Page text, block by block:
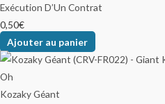
Exécution D’Un Contrat
0,50€
Ajouter au panier
Kozaky Géant